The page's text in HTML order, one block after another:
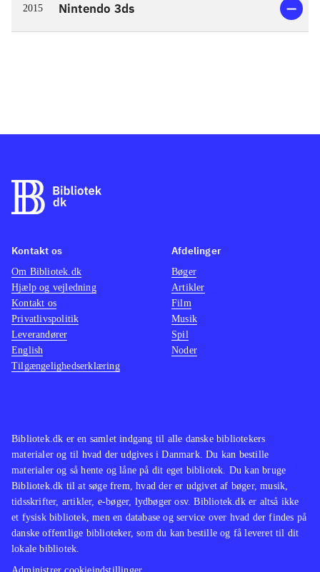
2015 Nintendo 3ds
Bibliotek.dk er en samlet indgang til alle danske bibliotekers
materialer og til hvad der udgives i Danmark. Du kan bestille
materialer og så hente og låne på dit eget bibliotek. Du kan bruge
Bibliotek.dk til at søge frem, hvad der er udgivet af bøger, musik,
tidsskrifter, artikler, e-bøger, lydbøger osv. Bibliotek.dk er altså ikke
et fysisk bibliotek, men en database og service over hvad der findes på
danske offentlige biblioteker, som du kan bestille og få leveret til dit
lokale bibliotek.
Kontakt os
Om Bibliotek.dk
Hjælp og vejledning
Kontakt os
Privatlivspolitik
Leverandører
English
Tilgængelighedserklæring
Afdelinger
Bøger
Artikler
Film
Musik
Spil
Noder